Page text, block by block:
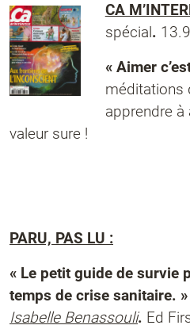
CA
spécial.
« Aimer
méditations
apprendre à
valeur sure !
PARU, PAS LU :
« Le petit guide de survie
temps de crise sanitaire. »
Isabelle Benassouli. Ed